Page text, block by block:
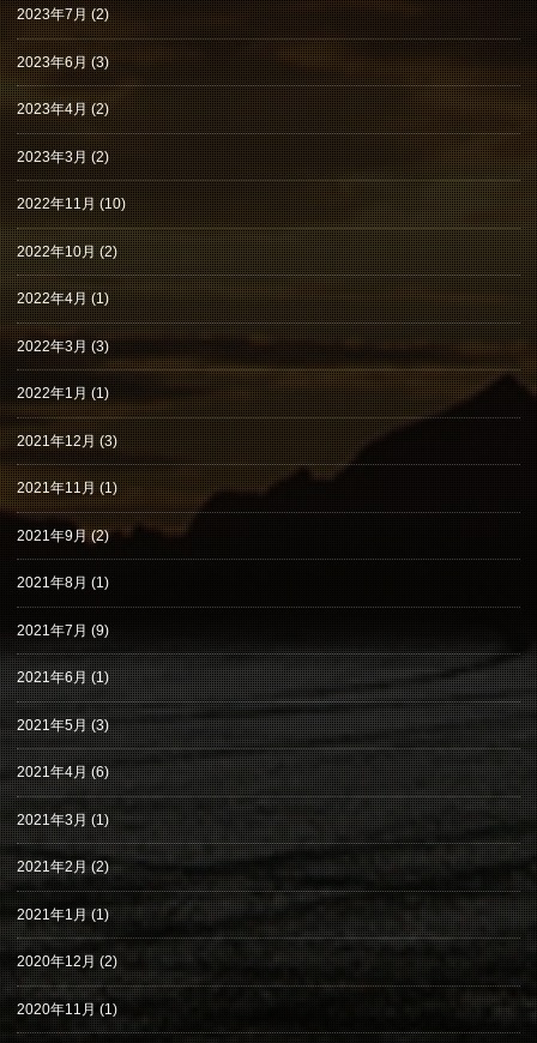
2023年7月(2)
2023年6月(3)
2023年4月(2)
2023年3月(2)
2022年11月(10)
2022年10月(2)
2022年4月(1)
2022年3月(3)
2022年1月(1)
2021年12月(3)
2021年11月(1)
2021年9月(2)
2021年8月 (1)
2021年7月 (9)
2021年6月(1)
2021年5月(3)
2021年4月(6)
2021年3月(1)
2021年2月(2)
2021年1月(1)
2020年12月(2)
2020年11月 (1)